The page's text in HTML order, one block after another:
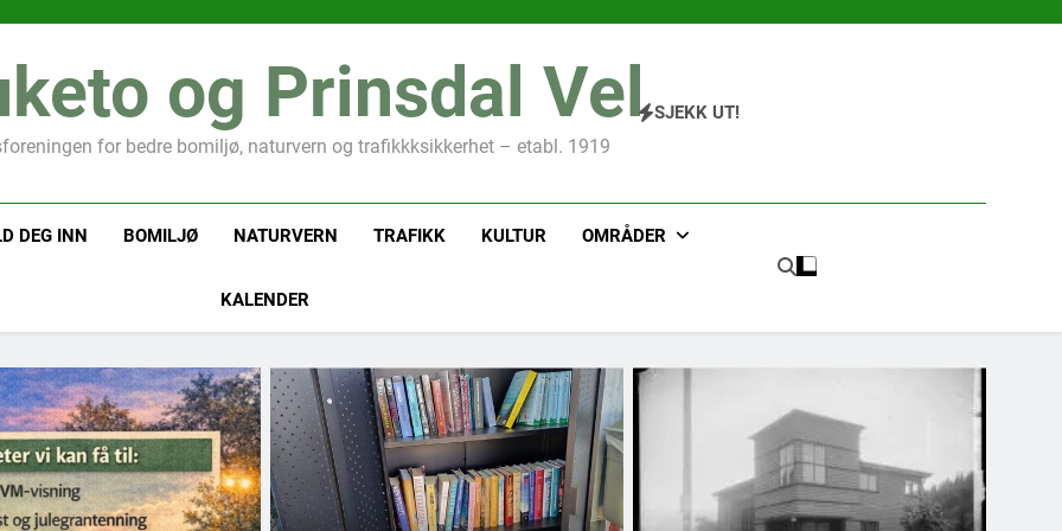
og Prinsdal Vel
for bedre bomiljø, naturvern og trafikkksikkerhet – etabl. 1919
SJEKK UT!
DEG INN BOMILJØ NATURVERN TRAFIKK KULTUR OMRÅDER
KALENDER